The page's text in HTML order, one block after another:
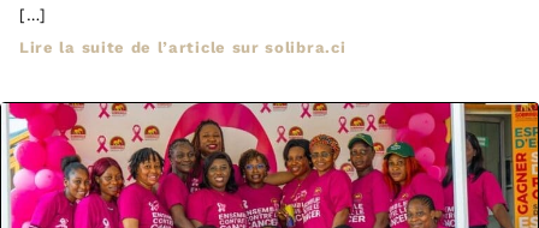
[…]
Lire la suite de l’article sur solibra.ci